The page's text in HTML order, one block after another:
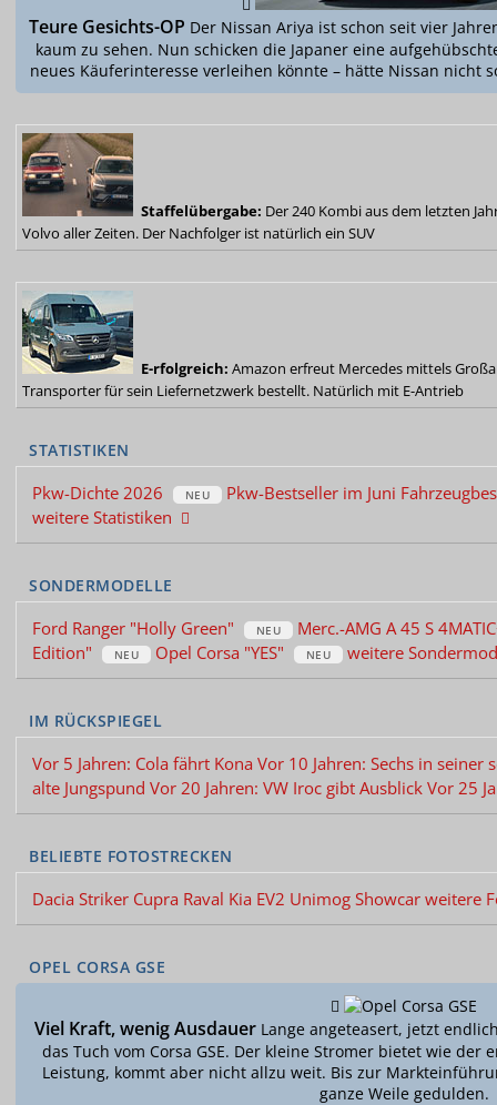
Teure Gesichts-OP Der Nissan Ariya ist schon seit vier
kaum zu sehen. Nun schicken die Japaner eine
neues Käuferinteresse verleihen könnte – hätte Nissan nicht
Staffelübergabe: Der 240 Kombi aus dem letzten
Volvo aller Zeiten. Der Nachfolger ist natürlich ein SUV
E-rfolgreich: Amazon erfreut Mercedes mittels
Transporter für sein Liefernetzwerk bestellt. Natürlich mit E-Antrieb
STATISTIKEN
Pkw-Dichte 2026 Pkw-Bestseller im Juni
weitere Statistiken
SONDERMODELLE
Ford Ranger "Holly Green"
Merc.-AMG A 45 S
Edition"
Opel Corsa "YES" weitere
IM RÜCKSPIEGEL
Vor 5 Jahren: Cola fährt Kona Vor 10 Jahren: Sechs in seiner
alte Jungspund Vor 20 Jahren: VW Iroc gibt Ausblick Vor 25
BELIEBTE FOTOSTRECKEN
Dacia Striker Cupra Raval Kia EV2 Unimog Showcar weitere
OPEL CORSA GSE
Viel Kraft, wenig Ausdauer Lange angeteasert, jetzt
das Tuch vom Corsa GSE. Der kleine Stromer bietet wie der
Leistung, kommt aber nicht allzu weit. Bis zur
ganze Weile gedulden.